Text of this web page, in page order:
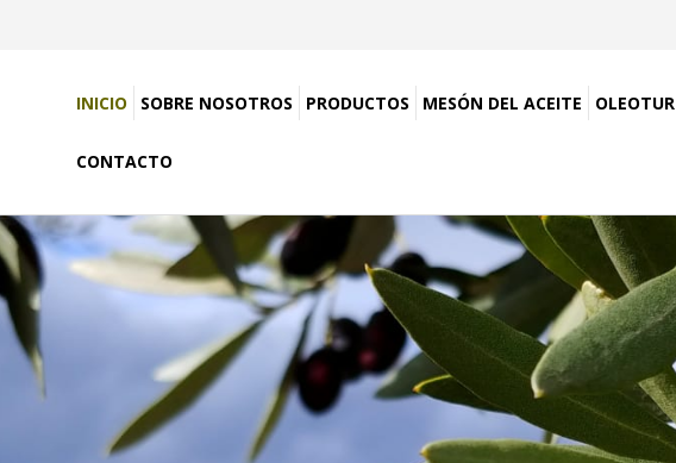
INICIO SOBRE NOSOTROS PRODUCTOS MESÓN DEL ACEITE
CONTACTO